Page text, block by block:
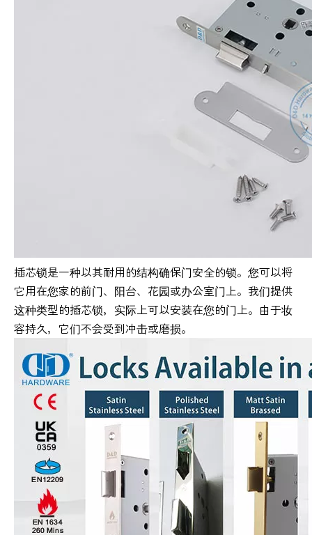
插芯锁是一种以其耐用的结构确保门安全的锁。您可以将
它用在您家的前门、阳台、花园或办公室门上。我们提供
这种类型的插芯锁，实际上可以安装在您的门上。由于妆
容持久，它们不会受到冲击或磨损。